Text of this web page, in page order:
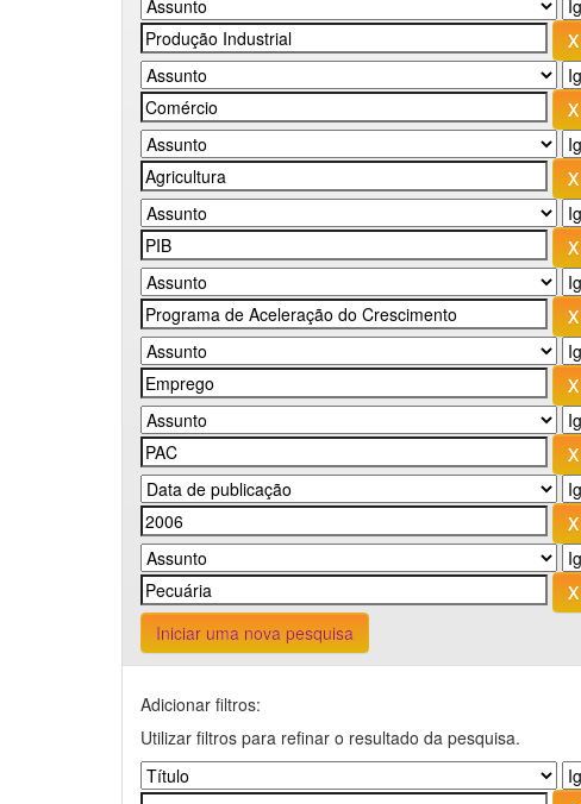
Iniciar uma nova pesquisa
Adicionar filtros:
Utilizar filtros para refinar o resultado da pesquisa.